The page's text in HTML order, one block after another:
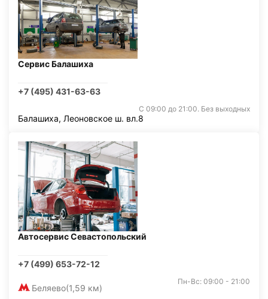
Сервис Балашиха
+7 (495) 431-63-63
С 09:00 до 21:00. Без выходных
Балашиха, Леоновское ш. вл.8
Автосервис Севастопольский
+7 (499) 653-72-12
Беляево(1,59 км)
Пн-Вс: 09:00 - 21:00